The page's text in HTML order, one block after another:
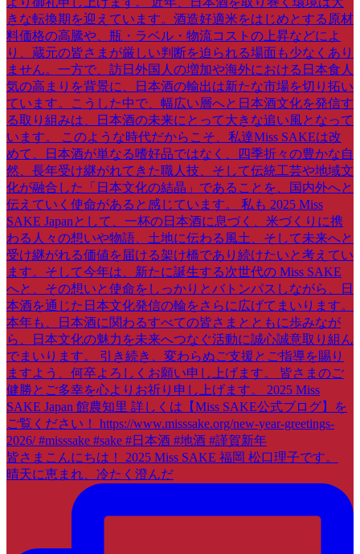
皆さまこんにちは！ 2025 Miss SAKE 福岡 松口理子です。
晴天に恵まれ、冷たく澄んだ